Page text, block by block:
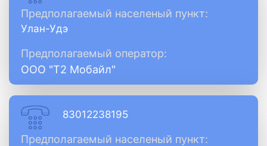
Предполагаемый населеный пункт:
Улан-Удэ
Предполагаемый оператор:
ООО "Т2 Мобайл"
83012238195
Предполагаемый населеный пункт: